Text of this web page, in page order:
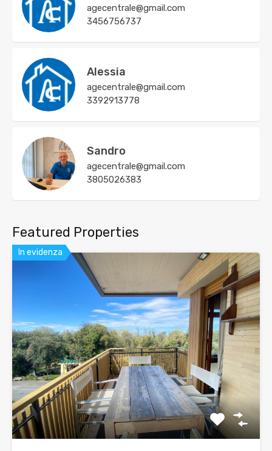
agecentrale@gmail.com
3456756737
Alessia
agecentrale@gmail.com
3392913778
Sandro
agecentrale@gmail.com
3805026383
Featured Properties
In evidenza